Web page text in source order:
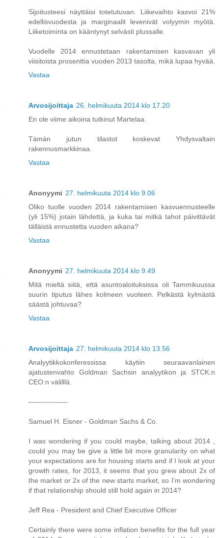
Sijoitusteesi näyttäisi totetutuvan. Liikevaihto kasvoi 21%
edellisvuodesta ja marginaalit levenivät volyymin myötä.
Liiketoiminta on kääntynyt selvästi plussalle.
Vuodelle 2014 ennustetaan rakentamisen kasvavan yli
viisitoista prosenttia vuoden 2013 tasolta, mikä lupaa hyvää.
Vastaa
Arvosijoittaja 26. helmikuuta 2014 klo 17.20
En ole viime aikoina tutkinut Martelaa.
Tämän jutun tilastot koskevat Yhdysvaltain
rakennusmarkkinaa.
Vastaa
Anonyymi 27. helmikuuta 2014 klo 9.06
Oliko tuolle vuoden 2014 rakentamisen kasvuennusteelle
(yli 15%) jotain lähdettä, ja kuka tai mitkä tahot päivittävät
tälläistä ennustetta vuoden aikana?
Vastaa
Anonyymi 27. helmikuuta 2014 klo 9.49
Mitä mieltä siitä, että asuntoaloituksissa oli Tammikuussa
suurin tiputus lähes kolmeen vuoteen. Pelkästä kylmästä
säästä johtuvaa?
Vastaa
Arvosijoittaja 27. helmikuuta 2014 klo 13.56
Analyytikkokonferessissa käytiin seuraavanlainen
ajatustenvahto Goldman Sachsin analyytikon ja STCK:n
CEO:n välilllä.
----------------
Samuel H. Eisner - Goldman Sachs & Co.
I was wondering if you could maybe, talking about 2014 ,
could you may be give a little bit more granularity on what
your expectations are for housing starts and if I look at your
growth rates, for 2013, it seems that you grew about 2x of
the market or 2x of the new starts market, so I’m wondering
if that relationship should still hold again in 2014?
Jeff Rea - President and Chief Executive Officer
Certainly there were some inflation benefits for the full year